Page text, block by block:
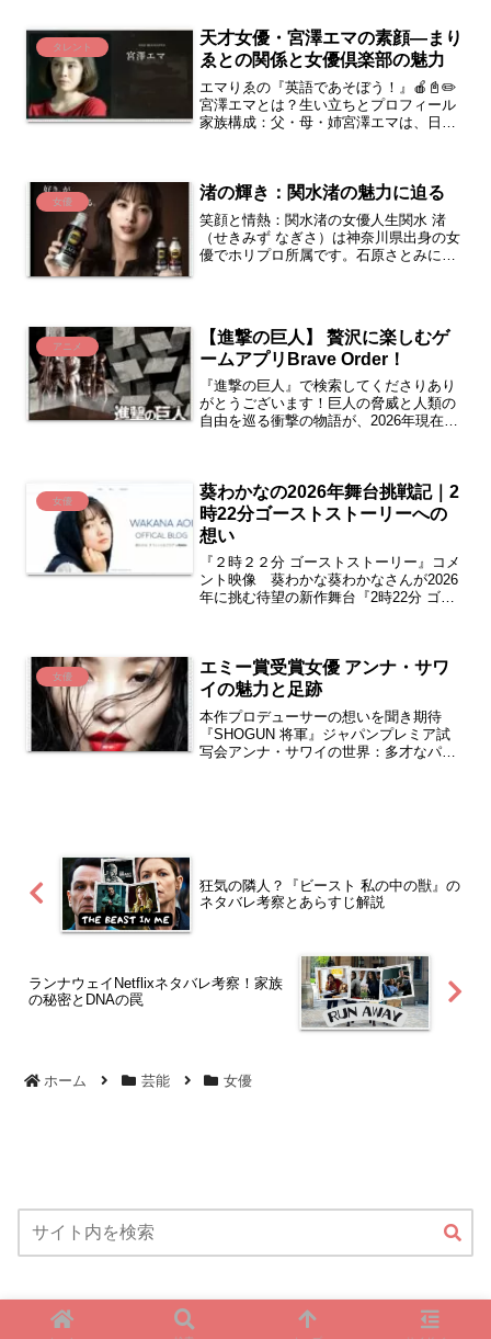
も鑑定団』の安定M...
タレント
天才女優・宮澤エマの素顔―まり
ゑとの関係と女優倶楽部の魅力
エマりゑの『英語であそぼう！』🍎📓✏️
宮澤エマとは？生い立ちとプロフィール
家族構成：父・母・姉宮澤エマは、日本
とてもユニークで、父...
女優 渚の輝き：関水渚の魅力に迫る
笑顔と情熱：関水渚の女優人生関水 渚
（せきみず なぎさ）は神奈川県出身の女
優でホリプロ所属です。石原さとみに憧
とをきっかけに芸能...
アニメ
【進撃の巨人】 贅沢に楽しむゲ
ームアプリBrave Order！
『進撃の巨人』で検索してくださりあり
がとうございます！巨人の脅威と人類の
自由を巡る衝撃の物語が、2026年現在も
アプリ『Brave ...
女優
葵わかなの2026年舞台挑戦記｜2
時22分ゴーストストーリーへの
想い
『２時２２分 ゴーストストーリー』コメ
ント映像 葵わかな葵わかなさんが2026
年に挑む待望の新作舞台『2時22分 ゴー
ン・ジェニー役...
女優
エミー賞受賞女優 アンナ・サワ
イの魅力と足跡
本作プロデューサーの想いを聞き期待
『SHOGUN 将軍』ジャパンプレミア試
写会アンナ・サワイの世界：多才なパフ
狂気の隣人？『ビースト 私の中の獣』の
ネタバレ考察とあらすじ解説
ランナウェイNetflixネタバレ考察！家族
の秘密とDNAの罠
ホーム 芸能 女優
Copyright © 2023 ひっぷのぶろぐ All Rights Reserved.